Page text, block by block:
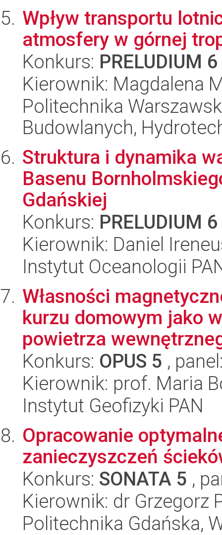
Wpływ transportu
atmosfery w górnej
Konkurs: PRELUDIUM 6
Kierownik: Magdalena
Politechnika
Budowlanych,
Struktura i dynamika
Basenu
Gdańskiej
Konkurs: PRELUDIUM 6
Kierownik: Daniel
Instytut Oceanologii
Własności
kurzu domowym jako
powietrza
Konkurs: OPUS 5 ,
Kierownik: prof. Maria
Instytut Geofizyki PAN
Opracowanie
zanieczyszczeń
Konkurs: SONATA 5 ,
Kierownik: dr Grzegorz
Politechnika Gdańska,